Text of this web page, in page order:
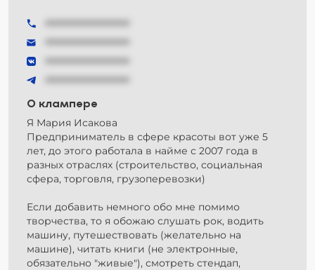
О клампере
Я Мария Исакова
Предприниматель в сфере красоты вот уже 5
лет, до этого работала в найме с 2007 года в
разных отраслях (строительство, социальная
сфера, торговля, грузоперевозки)
Если добавить немного обо мне помимо
творчества, то я обожаю слушать рок, водить
машину, путешествовать (желательно на
машине), читать книги (не электронные,
обязательно "живые"), смотреть стендап,